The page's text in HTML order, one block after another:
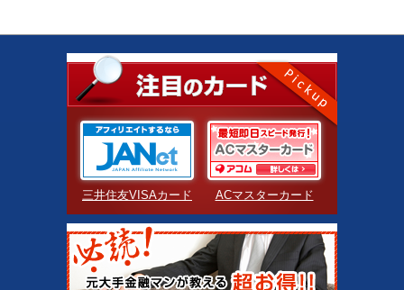
三井住友VISAカード ACマスターカード